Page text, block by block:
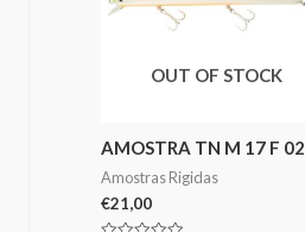
OUT OF STOCK
AMOSTRA TN M 17 F 02
Amostras Rigidas
€21,00